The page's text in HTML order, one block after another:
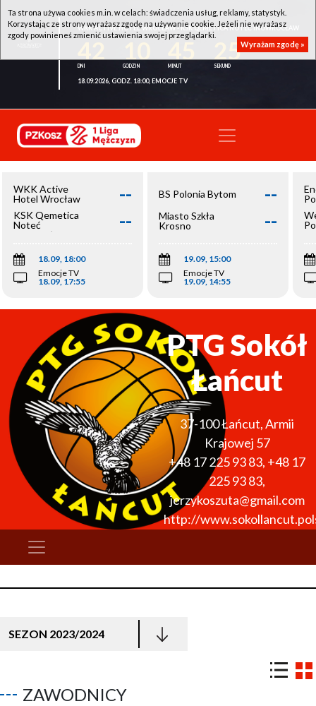
WKK ACTIVE HOTEL WROCŁAW - KSK QEMETICA NOTEĆ INOWROCŁAW
25
18.09.2026, GODZ. 18:00, EMOCJE TV
WKK Active
Hotel Wrocław
--
KSK Qemetica
Noteć
Inowrocław
--
18.09, 18:00
Emocje TV
18.09, 17:55
BS Polonia Bytom --
Miasto Szkła
Krosno
--
19.09, 15:00
Emocje TV
19.09, 14:55
PTG Sokół
Łańcut
37-100Łańcut,Armii
Krajowej 57
+48 17 225 93 83, +48 17
225 93 83,
jerzykoszuta@gmail.com
http://
SEZON 2023/2024
ZAWODNICY
Ta strona używa cookies m.in. w celach: świadczenia usług, reklamy, statystyk.
Korzystając ze strony wyrażasz zgodę na używanie cookie. Jeżeli nie wyrażasz
zgody powinieneś zmienić ustawienia swojej przeglądarki.
Wyrażam zgodę »